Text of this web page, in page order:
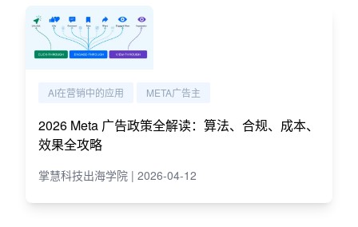
AI在营销中的应用 META广告主
2026 Meta 广告政策全解读：算法、合规、成本、
效果全攻略
掌慧科技出海学院 | 2026-04-12